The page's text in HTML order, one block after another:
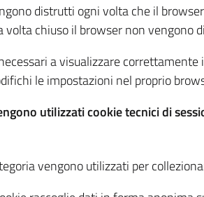
distrutti ogni volta che il
volta chiuso il browser non vengono
a visualizzare
le impostazioni nel proprio
utilizzati cookie tecnici di
vengono utilizzati per